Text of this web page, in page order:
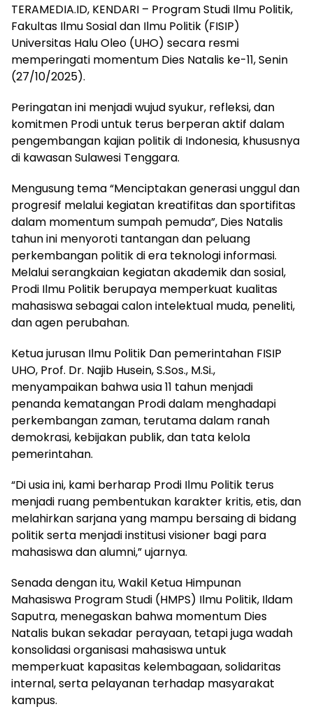
TERAMEDIA.ID, KENDARI – Program Studi Ilmu Politik,
Fakultas Ilmu Sosial dan Ilmu Politik (FISIP)
Universitas Halu Oleo (UHO) secara resmi
memperingati momentum Dies Natalis ke-11, Senin
(27/10/2025).
Peringatan ini menjadi wujud syukur, refleksi, dan
komitmen Prodi untuk terus berperan aktif dalam
pengembangan kajian politik di Indonesia, khususnya
di kawasan Sulawesi Tenggara.
Mengusung tema “Menciptakan generasi unggul dan
progresif melalui kegiatan kreatifitas dan sportifitas
dalam momentum sumpah pemuda”, Dies Natalis
tahun ini menyoroti tantangan dan peluang
perkembangan politik di era teknologi informasi.
Melalui serangkaian kegiatan akademik dan sosial,
Prodi Ilmu Politik berupaya memperkuat kualitas
mahasiswa sebagai calon intelektual muda, peneliti,
dan agen perubahan.
Ketua jurusan Ilmu Politik Dan pemerintahan FISIP
UHO, Prof. Dr. Najib Husein, S.Sos., M.Si.,
menyampaikan bahwa usia 11 tahun menjadi
penanda kematangan Prodi dalam menghadapi
perkembangan zaman, terutama dalam ranah
demokrasi, kebijakan publik, dan tata kelola
pemerintahan.
“Di usia ini, kami berharap Prodi Ilmu Politik terus
menjadi ruang pembentukan karakter kritis, etis, dan
melahirkan sarjana yang mampu bersaing di bidang
politik serta menjadi institusi visioner bagi para
mahasiswa dan alumni,” ujarnya.
Senada dengan itu, Wakil Ketua Himpunan
Mahasiswa Program Studi (HMPS) Ilmu Politik, Ildam
Saputra, menegaskan bahwa momentum Dies
Natalis bukan sekadar perayaan, tetapi juga wadah
konsolidasi organisasi mahasiswa untuk
memperkuat kapasitas kelembagaan, solidaritas
internal, serta pelayanan terhadap masyarakat
kampus.